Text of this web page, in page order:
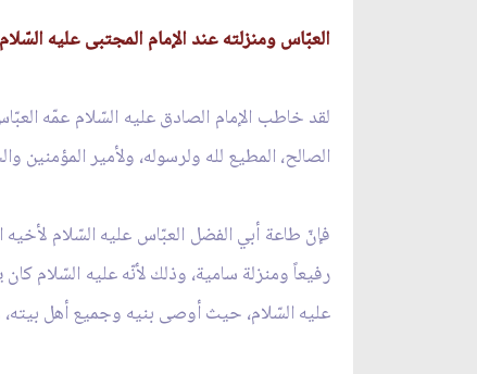
العبّاس ومنزلته عند الإمام المجتبى عليه السّلام
لقد خاطب الإمام الصادق عليه السّلام عمّه
الصالح، المطيع لله ولرسوله، ولأمير
فإنّ طاعة أبي الفضل العبّاس عليه السّلام
رفيعاً ومنزلة سامية، وذلك لأنّه عليه السّلام
عليه السّلام، حيث أوصى بنيه وجميع أهل بيته،